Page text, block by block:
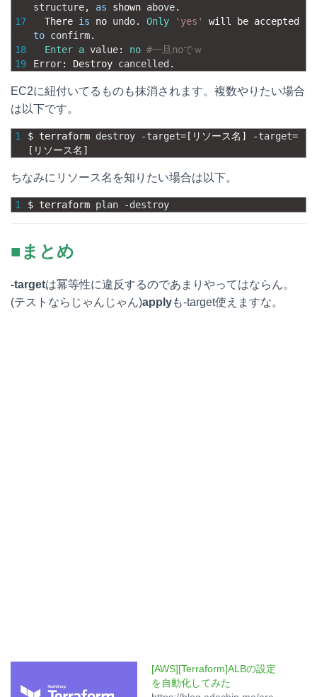
17
18
19
structure, as shown above.
There is no undo. Only 'yes' will be
to confirm.
Enter a value: no #一旦noでｗ
Error: Destroy cancelled .
EC2に紐付いてるものも抹消されます。複数やりたい場合
は以下です。
1 $ terraform destroy -target= [ リソース名 ] -target=
[ リソース名 ]
ちなみにリソース名を知りたい場合は以下。
1 $ terraform plan -destroy
■まとめ
-targetは冪等性に違反するのであまりやってはならん。
(テストならじゃんじゃん)applyも-target使えますな。
[AWS][Terraform]ALBの設定
を自動化してみた